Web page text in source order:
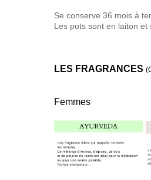
Se conserve 36 mois à
Les pots sont en laiton et
LES FRAGRANCES
Femmes